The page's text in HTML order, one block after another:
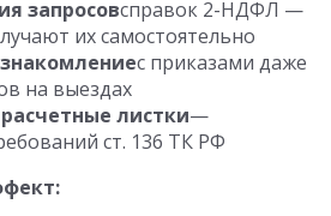
запросовсправок 2-НДФЛ —
их самостоятельно
с приказами даже
на выездах
листки—
ст. 136 ТК РФ